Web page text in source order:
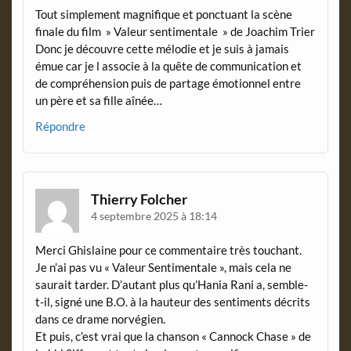
Tout simplement magnifique et ponctuant la scène
finale du film » Valeur sentimentale » de Joachim Trier
Donc je découvre cette mélodie et je suis à jamais
émue car je l associe à la quête de communication et
de compréhension puis de partage émotionnel entre
un père et sa fille aînée…
Répondre
Thierry Folcher
4 septembre 2025 à 18:14
Merci Ghislaine pour ce commentaire très touchant.
Je n’ai pas vu « Valeur Sentimentale », mais cela ne
saurait tarder. D’autant plus qu’Hania Rani a, semble-
t-il, signé une B.O. à la hauteur des sentiments décrits
dans ce drame norvégien.
Et puis, c’est vrai que la chanson « Cannock Chase » de